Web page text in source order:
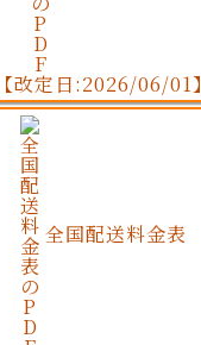
【改定日:2026/06/01】
全国配送料金表